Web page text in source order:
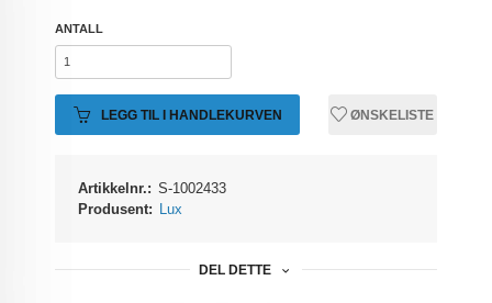
ANTALL
LEGG TIL I HANDLEKURVEN ØNSKELISTE
Artikkelnr.: S-1002433
Produsent: Lux
DEL DETTE